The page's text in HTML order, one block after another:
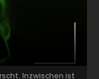
Inzwischen ist